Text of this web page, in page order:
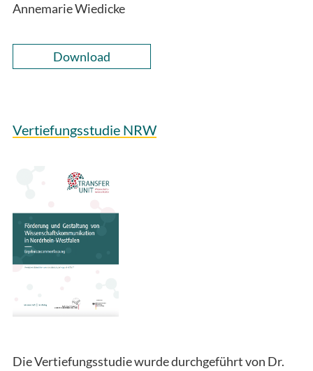
Annemarie Wiedicke
Download
Vertiefungsstudie NRW
Die Vertiefungsstudie wurde durchgeführt von Dr.